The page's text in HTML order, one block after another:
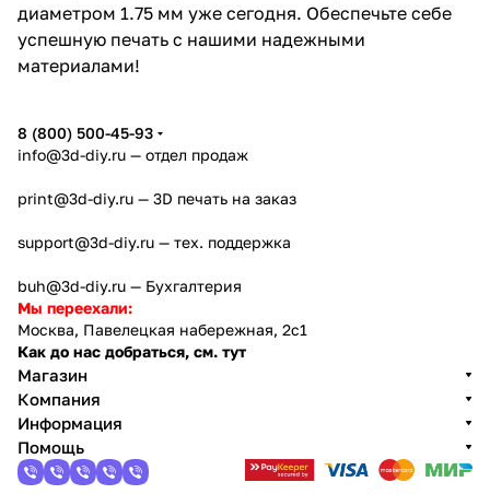
диаметром 1.75 мм уже сегодня. Обеспечьте себе
успешную печать с нашими надежными
материалами!
8 (800) 500-45-93
info@3d-diy.ru — отдел продаж
print@3d-diy.ru — 3D печать на заказ
support@3d-diy.ru — тех. поддержка
buh@3d-diy.ru — Бухгалтерия
Мы переехали:
Москва, Павелецкая набережная, 2с1
Как до нас добраться, см. тут
Магазин
Компания
Информация
Помощь